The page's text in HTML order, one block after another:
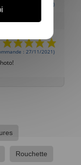
: 09/02/2022)
: 27/11/2021)
Rouchette